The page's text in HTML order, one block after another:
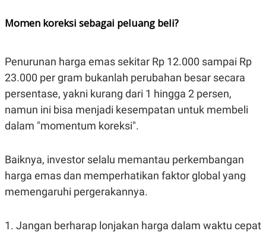
Momen koreksi sebagai peluang beli?
Penurunan harga emas sekitar Rp 12.000 sampai Rp
23.000 per gram bukanlah perubahan besar secara
persentase, yakni kurang dari 1 hingga 2 persen,
namun ini bisa menjadi kesempatan untuk membeli
dalam "momentum koreksi".
Baiknya, investor selalu memantau perkembangan
harga emas dan memperhatikan faktor global yang
memengaruhi pergerakannya.
1. Jangan berharap lonjakan harga dalam waktu cepat